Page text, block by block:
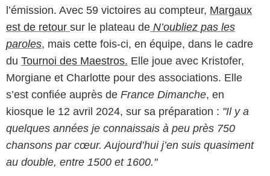
l’émission. Avec 59 victoires au compteur, Margaux
est de retour sur le plateau de N’oubliez pas les
paroles, mais cette fois-ci, en équipe, dans le cadre
du Tournoi des Maestros. Elle joue avec Kristofer,
Morgiane et Charlotte pour des associations. Elle
s’est confiée auprès de France Dimanche, en
kiosque le 12 avril 2024, sur sa préparation : "Il y a
quelques années je connaissais à peu près 750
chansons par cœur. Aujourd’hui j’en suis quasiment
au double, entre 1500 et 1600."